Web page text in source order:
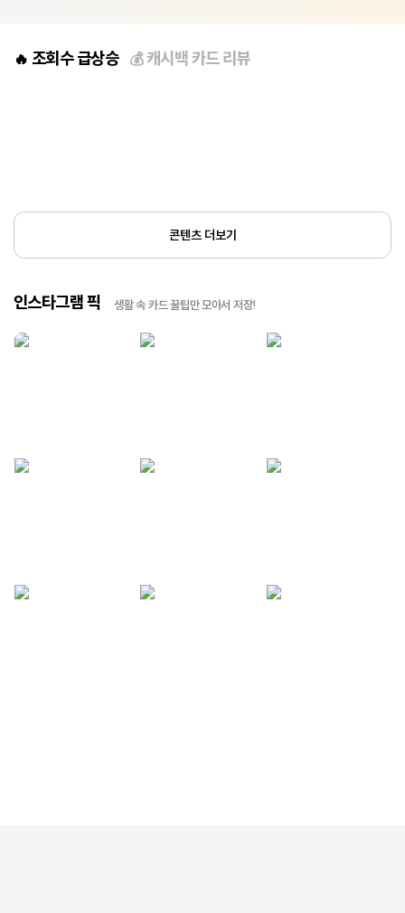
🔥 조회수 급상승 💰캐시백 카드 리뷰
콘텐츠 더보기
인스타그램 픽 생활 속 카드 꿀팁만 모아서 저장!